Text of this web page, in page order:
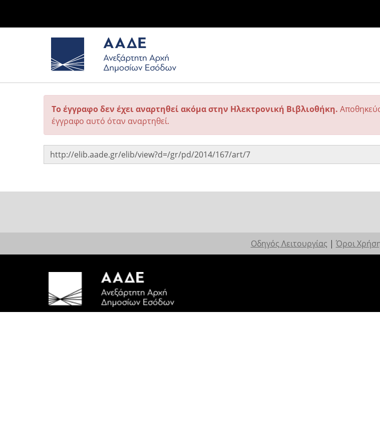
Το έγγραφο δεν έχει αναρτηθεί ακόμα στην Ηλεκτρονική Βιβλιοθήκη.
έγγραφο αυτό όταν αναρτηθεί.
Οδηγός Λειτουργίας | Όροι